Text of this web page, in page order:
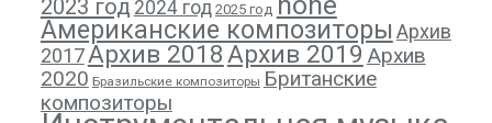
2023 год 2024 год 2025 год
Американские композиторы Архив
2017Архив 2018Архив 2019 Архив
2020 Бразильские композиторы Британские
композиторы